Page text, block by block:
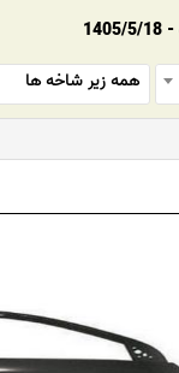
همه زیر شاخه ها